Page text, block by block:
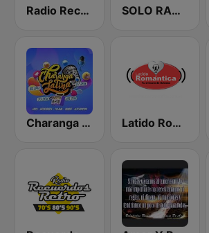
Radio Recuerdos RD SOLO RANCHERAS
Charanga Latina Latido Romántica